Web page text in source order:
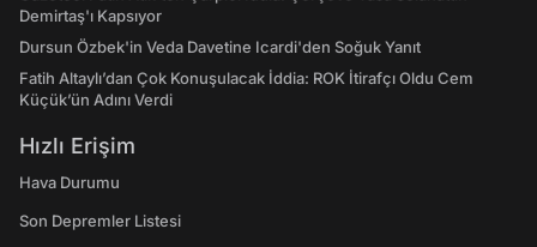
Demirtaş'ı Kapsıyor
Dursun Özbek'in Veda Davetine Icardi'den Soğuk Yanıt
Fatih Altaylı’dan Çok Konuşulacak İddia: ROK İtirafçı Oldu Cem
Küçük’ün Adını Verdi
Hızlı Erişim
Hava Durumu
Son Depremler Listesi